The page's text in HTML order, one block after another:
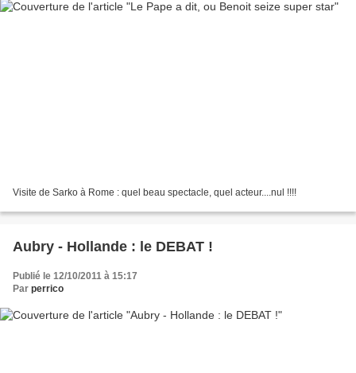
Visite de Sarko à Rome : quel beau spectacle, quel acteur....nul !!!!
Aubry - Hollande : le DEBAT !
Publié le 12/10/2011 à 15:17
Par perrico